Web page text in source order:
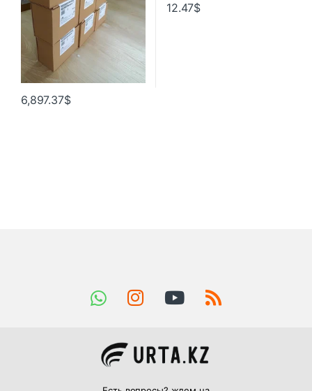
6,897.37$
12.47$